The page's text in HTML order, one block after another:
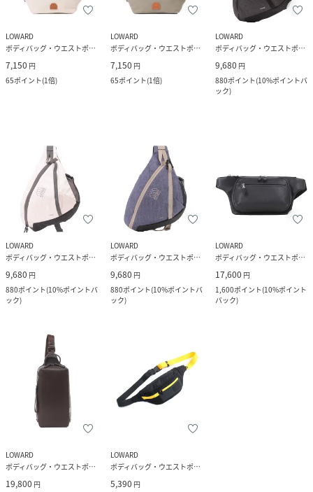
LOWARD
ボディバッグ・ウエストポーチ
7,150 円
65ポイント(1倍)
LOWARD
ボディバッグ・ウエストポーチ
7,150 円
65ポイント(1倍)
LOWARD
ボディバッグ・ウエストポーチ
9,680 円
880ポイント(10%ポイントバ
ック)
LOWARD
ボディバッグ・ウエストポーチ
9,680 円
880ポイント(10%ポイントバ
ック)
LOWARD
ボディバッグ・ウエストポーチ
9,680 円
880ポイント(10%ポイントバ
ック)
LOWARD
ボディバッグ・ウエストポーチ
17,600 円
1,600ポイント(10%ポイント
バック)
LOWARD
ボディバッグ・ウエストポーチ
19,800 円
LOWARD
ボディバッグ・ウエストポーチ
5,390 円